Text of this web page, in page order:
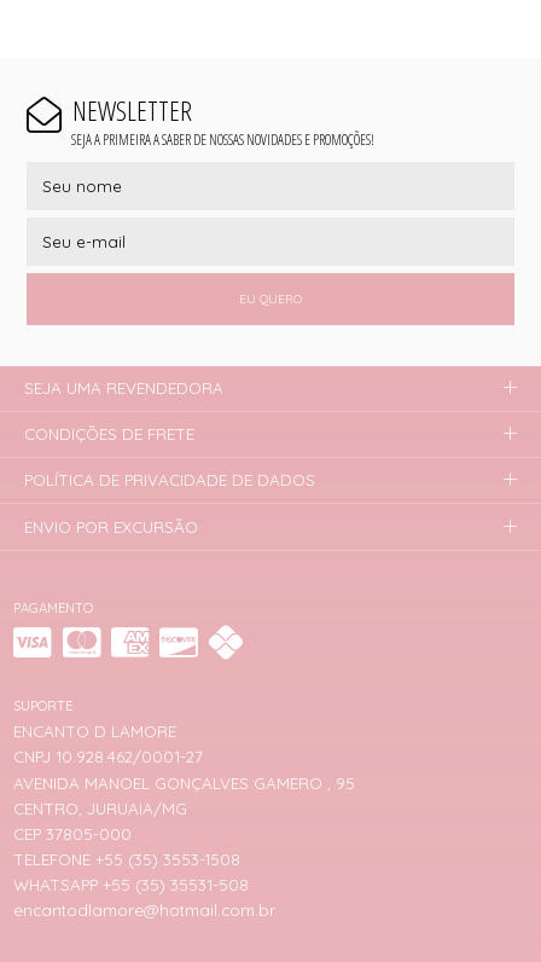
NEWSLETTER
SEJA A PRIMEIRA A SABER DE NOSSAS NOVIDADES E PROMOÇÕES!
EU QUERO
PAGAMENTO
SUPORTE
ENCANTO D LAMORE
CNPJ 10.928.462/0001-27
AVENIDA MANOEL GONÇALVES GAMERO , 95
CENTRO, JURUAIA/MG
CEP 37805-000
TELEFONE +55 (35) 3553-1508
WHATSAPP +55 (35) 35531-508
encantodlamore@hotmail.com.br
SEJA UMA REVENDEDORA
CONDIÇÕES DE FRETE
POLÍTICA DE PRIVACIDADE DE DADOS
ENVIO POR EXCURSÃO